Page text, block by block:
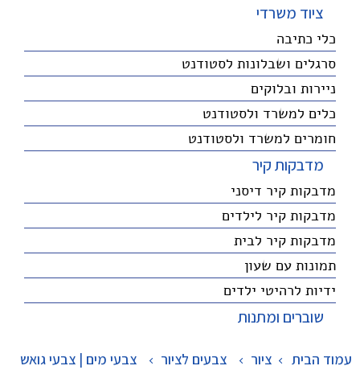
ציוד משרדי
כלי כתיבה
סרגלים ושבלונות לסטודנט
ניירות ובלוקים
כלים למשרד ולסטודנט
חומרים למשרד ולסטודנט
מדבקות קיר
מדבקות קיר דיסני
מדבקות קיר לילדים
מדבקות קיר לבית
תמונות עם שעון
ידיות לרהיטי ילדים
שוברים ומתנות
עמוד הבית ציור > צבעים לציור > צבעי מים | צבעי גואש